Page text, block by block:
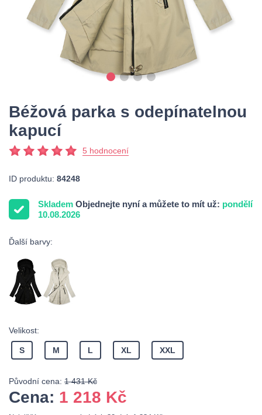
Béžová parka s odepínatelnou
kapucí
5 hodnocení
ID produktu: 84248
Skladem Objednejte nyní a můžete to mít už: pondělí
10.08.2026
Ďalší barvy:
Velikost:
S M L XL XXL
Původní cena: 1 431 Kč
Cena: 1 218 Kč